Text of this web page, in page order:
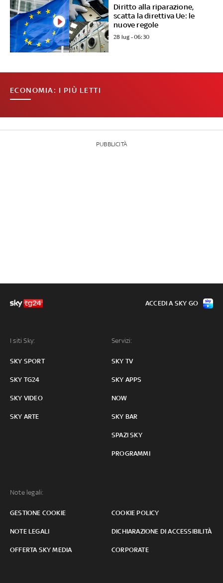
Diritto alla riparazione,
scatta la direttiva Ue: le
nuove regole
28 lug - 06:30
ECONOMIA: I PIÙ LETTI
PUBBLICITÀ
I siti Sky:
SKY SPORT
SKY TG24
SKY VIDEO
SKY ARTE
Servizi:
SKY TV
SKY APPS
NOW
SKY BAR
SPAZI SKY
PROGRAMMI
Note legali:
GESTIONE COOKIE COOKIE POLICY
NOTE LEGALI DICHIARAZIONE DI ACCESSIBILITÀ
OFFERTA SKY MEDIA CORPORATE
ACCEDI A SKY GO